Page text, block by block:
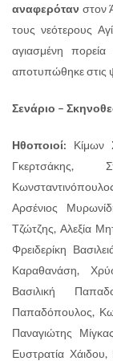
αναφερόταν στον
τους νεότερους
αγιασμένη
αποτυπώθηκε στις
Σενάριο –
Ηθοποιοί: Κίμων
Γκερτσάκης,
Αρσένιος
Τζώτζης, Αλεξία
Φρειδερίκη
Καραθανάση,
Βασιλική
Παπαδόπουλος,
Παναγιώτης
Ευστρατία